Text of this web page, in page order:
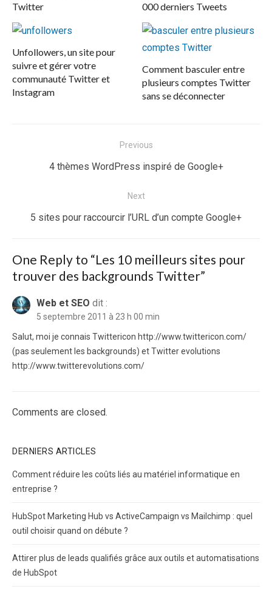
Twitter
000 derniers Tweets
Unfollowers, un site pour
suivre et gérer votre
communauté Twitter et
Instagram
Comment basculer entre
plusieurs comptes Twitter
sans se déconnecter
Previous
Previous
4 thèmes WordPress inspiré de Google+
Next
Next
5 sites pour raccourcir l’URL d’un compte Google+
One Reply to “Les 10 meilleurs sites pour
trouver des backgrounds Twitter”
Web et SEO dit :
5 septembre 2011 à 23 h 00 min
Salut, moi je connais Twittericon http://www.twittericon.com/
(pas seulement les backgrounds) et Twitter evolutions
http://www.twitterevolutions.com/
Comments are closed.
DERNIERS ARTICLES
Comment réduire les coûts liés au matériel informatique en
entreprise ?
HubSpot Marketing Hub vs ActiveCampaign vs Mailchimp : quel
outil choisir quand on débute ?
Attirer plus de leads qualifiés grâce aux outils et automatisations
de HubSpot